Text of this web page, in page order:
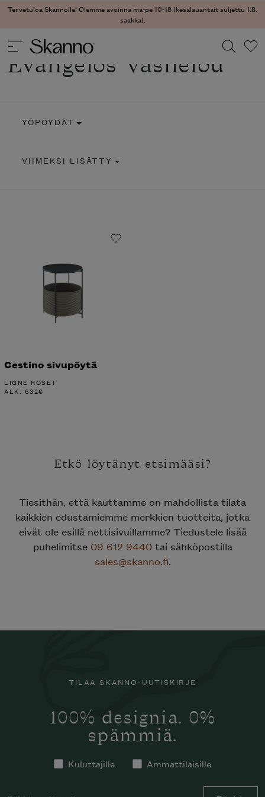
Tervetuloa Skannolle! Olemme avoinna ma-pe 10-18 (kesälauantait suljettu 1.8.
saakka).
Evangelos Vasileiou
YÖPÖYDÄT
VIIMEKSI LISÄTTY
Cestino sivupöytä
LIGNE ROSET
ALK. 632€
Etkö löytänyt etsimääsi?
Tiesithän, että kauttamme on mahdollista tilata
kaikkien edustamiemme merkkien tuotteita, jotka
eivät ole esillä nettisivuillamme? Tiedustele lisää
puhelimitse 09 612 9440tai sähköpostilla
sales@skanno.fi.
TILAA SKANNO-UUTISKIRJE
100% designia. 0%
spämmiä.
Kuluttajille Ammattilaisille